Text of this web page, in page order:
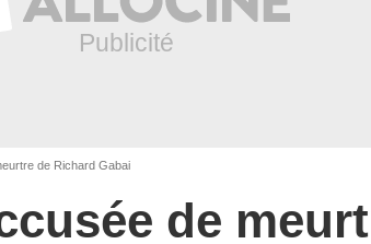
de Richard Gabai
de